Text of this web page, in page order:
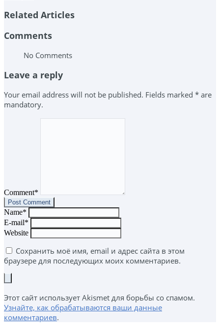
Related Articles
Comments
No Comments
Leave a reply
Your email address will not be published. Fields marked * are
mandatory.
Comment*
Name*
E-mail*
Website
Сохранить моё имя, email и адрес сайта в этом
браузере для последующих моих комментариев.
Этот сайт использует Akismet для борьбы со спамом.
Узнайте, как обрабатываются ваши данные
комментариев.